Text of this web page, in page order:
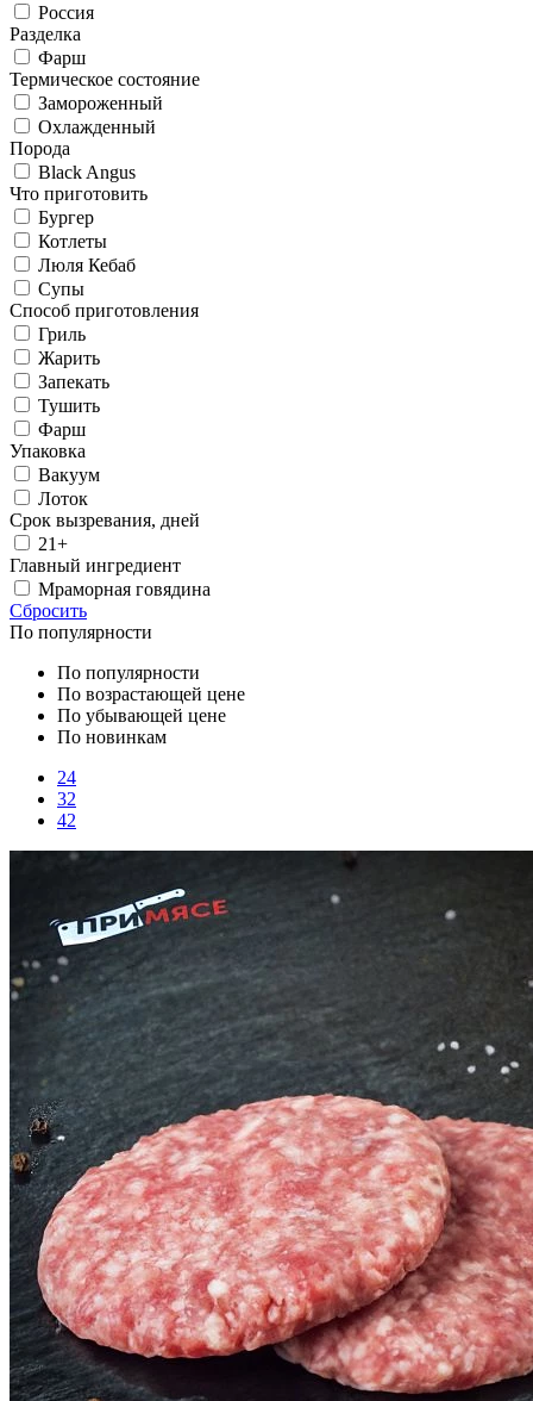
Россия
Разделка
Фарш
Термическое состояние
Замороженный
Охлажденный
Порода
Black Angus
Что приготовить
Бургер
Котлеты
Люля Кебаб
Супы
Cпособ приготовления
Гриль
Жарить
Запекать
Тушить
Фарш
Упаковка
Вакуум
Лоток
Срок вызревания, дней
21+
Главный ингредиент
Мраморная говядина
Сбросить
По популярности
По популярности
По возрастающей цене
По убывающей цене
По новинкам
24
32
42